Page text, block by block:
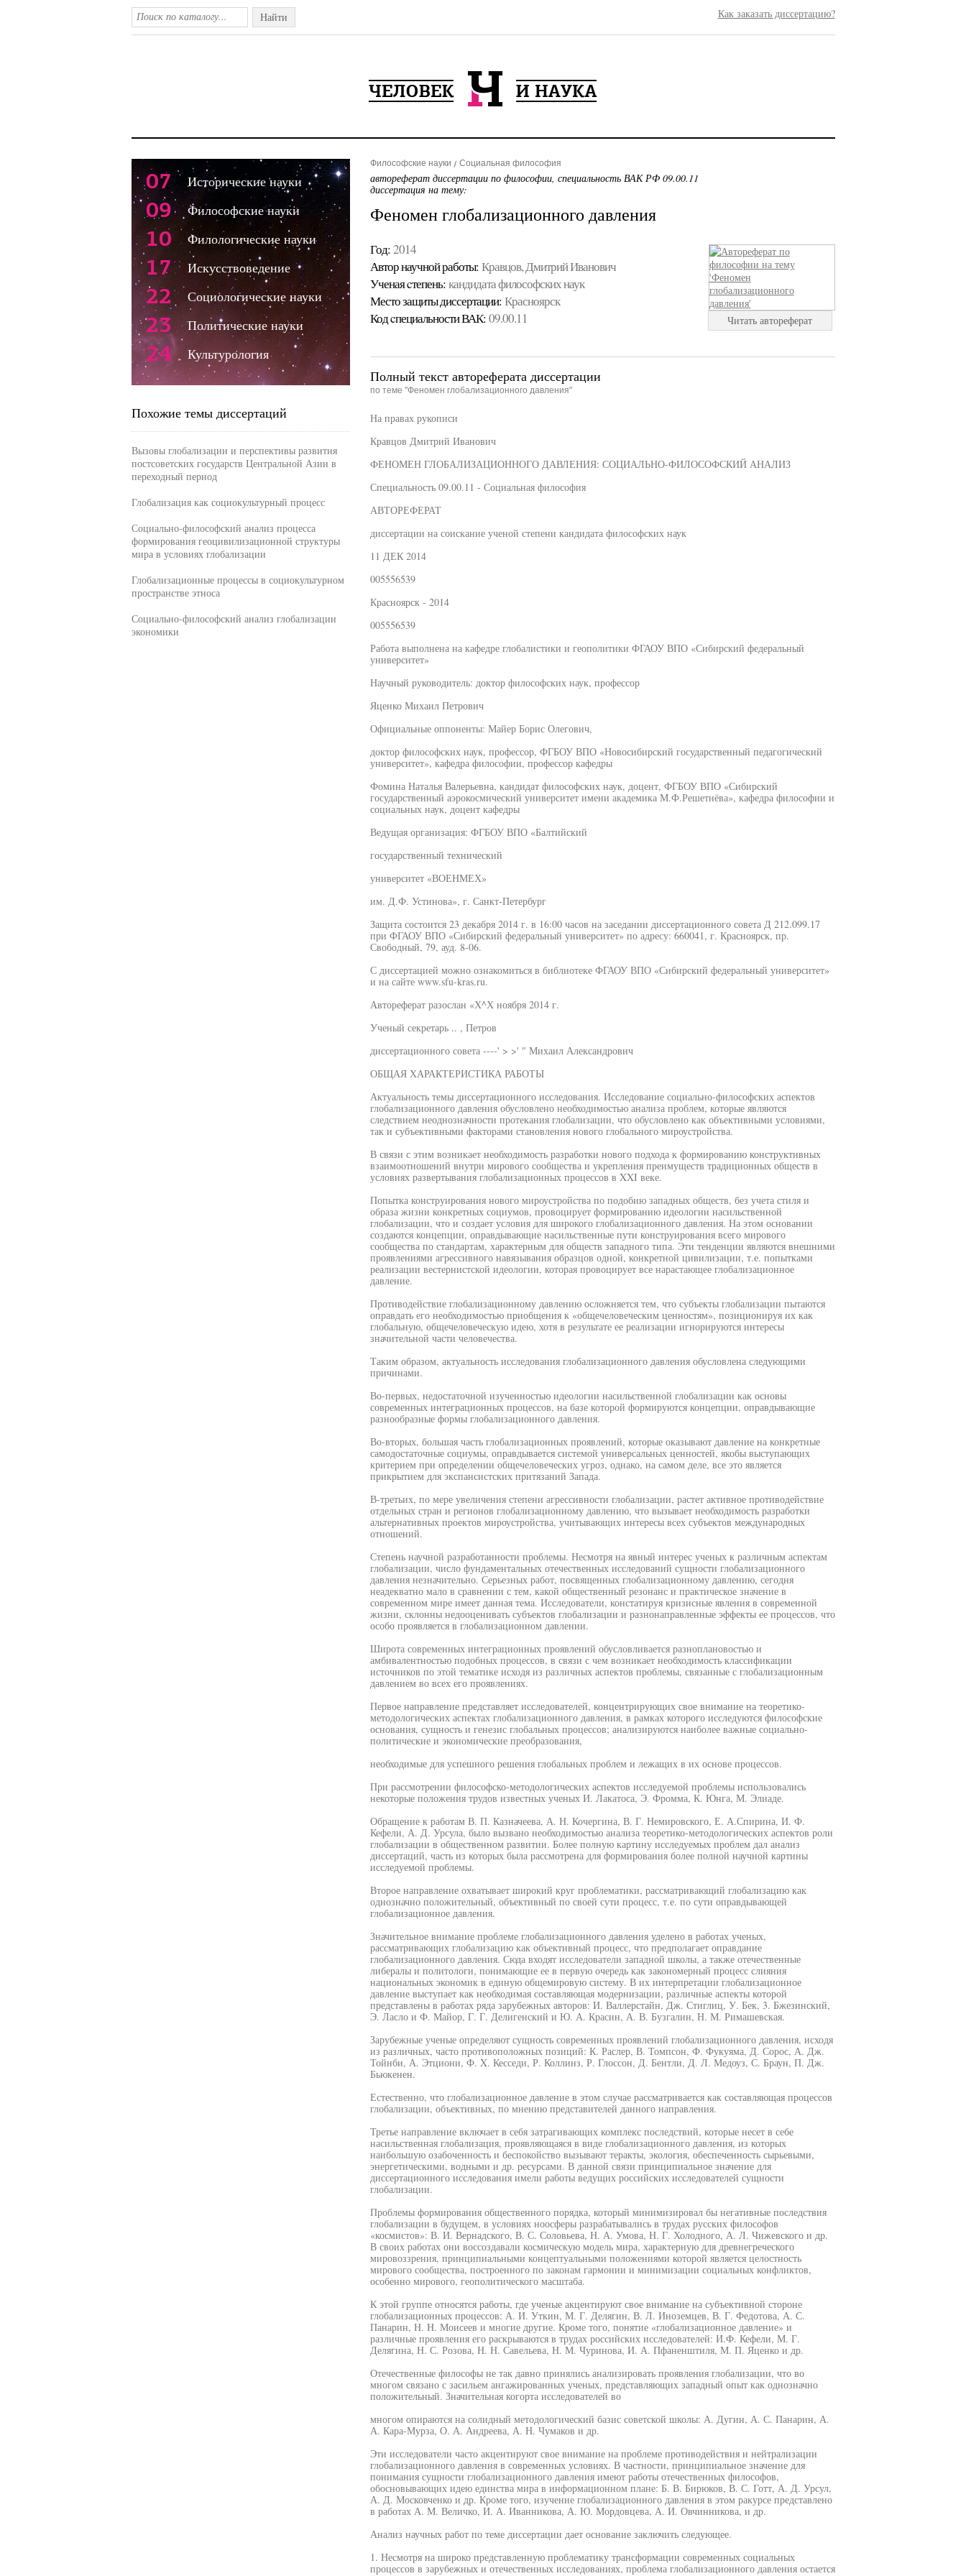
Найти Как заказать диссертацию?
Философские науки Социальная философия
автореферат диссертации по философии, специальность ВАК РФ 09.00.11
диссертация на тему:
Феномен глобализационного давления
Год: 2014
Автор научной работы: Кравцов, Дмитрий Иванович
Ученая cтепень: кандидата философских наук
Место защиты диссертации: Красноярск
Код cпециальности ВАК: 09.00.11 Читать автореферат
Полный текст автореферата диссертации
по теме "Феномен глобализационного давления"
На правах рукописи
Кравцов Дмитрий Иванович
ФЕНОМЕН ГЛОБАЛИЗАЦИОННОГО ДАВЛЕНИЯ: СОЦИАЛЬНО-ФИЛОСОФСКИЙ АНАЛИЗ
Специальность 09.00.11 - Социальная философия
АВТОРЕФЕРАТ
диссертации на соискание ученой степени кандидата философских наук
11 ДЕК 2014
005556539
Красноярск - 2014
005556539
Работа выполнена на кафедре глобалистики и геополитики ФГАОУ ВПО «Сибирский федеральный
университет»
Научный руководитель: доктор философских наук, профессор
Яценко Михаил Петрович
Официальные оппоненты: Майер Борис Олегович,
доктор философских наук, профессор, ФГБОУ ВПО «Новосибирский государственный педагогический
университет», кафедра философии, профессор кафедры
Фомина Наталья Валерьевна, кандидат философских наук, доцент, ФГБОУ ВПО «Сибирский
государственный аэрокосмический университет имени академика М.Ф.Решетнёва», кафедра философии и
социальных наук, доцент кафедры
Ведущая организация: ФГБОУ ВПО «Балтийский
государственный технический
университет «ВОЕНМЕХ»
им. Д.Ф. Устинова», г. Санкт-Петербург
Защита состоится 23 декабря 2014 г. в 16:00 часов на заседании диссертационного совета Д 212.099.17
при ФГАОУ ВПО «Сибирский федеральный университет» по адресу: 660041, г. Красноярск, пр.
Свободный, 79, ауд. 8-06.
С диссертацией можно ознакомиться в библиотеке ФГАОУ ВПО «Сибирский федеральный университет»
и на сайте www.sfu-kras.ru.
Автореферат разослан «Х^Х ноября 2014 г.
Ученый секретарь .. , Петров
диссертационного совета ----' > >' " Михаил Александрович
ОБЩАЯ ХАРАКТЕРИСТИКА РАБОТЫ
Актуальность темы диссертационного исследования. Исследование социально-философских аспектов
глобализационного давления обусловлено необходимостью анализа проблем, которые являются
следствием неоднозначности протекания глобализации, что обусловлено как объективными условиями,
так и субъективными факторами становления нового глобального мироустройства.
В связи с этим возникает необходимость разработки нового подхода к формированию конструктивных
взаимоотношений внутри мирового сообщества и укрепления преимуществ традиционных обществ в
условиях развертывания глобализационных процессов в XXI веке.
Попытка конструирования нового мироустройства по подобию западных обществ, без учета стиля и
образа жизни конкретных социумов, провоцирует формированию идеологии насильственной
глобализации, что и создает условия для широкого глобализационного давления. На этом основании
создаются концепции, оправдывающие насильственные пути конструирования всего мирового
сообщества по стандартам, характерным для обществ западного типа. Эти тенденции являются внешними
проявлениями агрессивного навязывания образцов одной, конкретной цивилизации, т.е. попытками
реализации вестернистской идеологии, которая провоцирует все нарастающее глобализационное
давление.
Противодействие глобализационному давлению осложняется тем, что субъекты глобализации пытаются
оправдать его необходимостью приобщения к «общечеловеческим ценностям», позиционируя их как
глобальную, общечеловеческую идею, хотя в результате ее реализации игнорируются интересы
значительной части человечества.
Таким образом, актуальность исследования глобализационного давления обусловлена следующими
причинами.
Во-первых, недостаточной изученностью идеологии насильственной глобализации как основы
современных интеграционных процессов, на базе которой формируются концепции, оправдывающие
разнообразные формы глобализационного давления.
Во-вторых, большая часть глобализационных проявлений, которые оказывают давление на конкретные
самодостаточные социумы, оправдывается системой универсальных ценностей, якобы выступающих
критерием при определении общечеловеческих угроз, однако, на самом деле, все это является
прикрытием для экспансистских притязаний Запада.
В-третьих, по мере увеличения степени агрессивности глобализации, растет активное противодействие
отдельных стран и регионов глобализационному давлению, что вызывает необходимость разработки
альтернативных проектов мироустройства, учитывающих интересы всех субъектов международных
отношений.
Степень научной разработанности проблемы. Несмотря на явный интерес ученых к различным аспектам
глобализации, число фундаментальных отечественных исследований сущности глобализационного
давления незначительно. Серьезных работ, посвященных глобализационному давлению, сегодня
неадекватно мало в сравнении с тем, какой общественный резонанс и практическое значение в
современном мире имеет данная тема. Исследователи, констатируя кризисные явления в современной
жизни, склонны недооценивать субъектов глобализации и разнонаправленные эффекты ее процессов, что
особо проявляется в глобализационном давлении.
Широта современных интеграционных проявлений обусловливается разноплановостью и
амбивалентностью подобных процессов, в связи с чем возникает необходимость классификации
источников по этой тематике исходя из различных аспектов проблемы, связанные с глобализационным
давлением во всех его проявлениях.
Первое направление представляет исследователей, концентрирующих свое внимание на теоретико-
методологических аспектах глобализационного давления, в рамках которого исследуются философские
основания, сущность и генезис глобальных процессов; анализируются наиболее важные социально-
политические и экономические преобразования,
необходимые для успешного решения глобальных проблем и лежащих в их основе процессов.
При рассмотрении философско-методологических аспектов исследуемой проблемы использовались
некоторые положения трудов известных ученых И. Лакатоса, Э. Фромма, К. Юнга, М. Элиаде.
Обращение к работам В. П. Казначеева, А. Н. Кочергина, В. Г. Немировского, Е. А.Спирина, И. Ф.
Кефели, А. Д. Урсула, было вызвано необходимостью анализа теоретико-методологических аспектов роли
глобализации в общественном развитии. Более полную картину исследуемых проблем дал анализ
диссертаций, часть из которых была рассмотрена для формирования более полной научной картины
исследуемой проблемы.
Второе направление охватывает широкий круг проблематики, рассматривающий глобализацию как
однозначно положительный, объективный по своей сути процесс, т.е. по сути оправдывающей
глобализационное давления.
Значительное внимание проблеме глобализационного давления уделено в работах ученых,
рассматривающих глобализацию как объективный процесс, что предполагает оправдание
глобализационного давления. Сюда входят исследователи западной школы, а также отечественные
либералы и политологи, понимающие ее в первую очередь как закономерный процесс слияния
национальных экономик в единую общемировую систему. В их интерпретации глобализационное
давление выступает как необходимая составляющая модернизации, различные аспекты которой
представлены в работах ряда зарубежных авторов: И. Валлерстайн, Дж. Стиглиц, У. Бек, 3. Бжезинский,
Э. Ласло и Ф. Майор, Г. Г. Делигенский и Ю. А. Красин, А. В. Бузгалин, Н. М. Римашевская.
Зарубежные ученые определяют сущность современных проявлений глобализационного давления, исходя
из различных, часто противоположных позиций: К. Раслер, В. Томпсон, Ф. Фукуяма, Д. Сорос, А. Дж.
Тойнби, А. Этциони, Ф. X. Кесседи, Р. Коллинз, Р. Глоссон, Д. Бентли, Д. Л. Медоуз, С. Браун, П. Дж.
Бьюкенен.
Естественно, что глобализационное давление в этом случае рассматривается как составляющая процессов
глобализации, объективных, по мнению представителей данного направления.
Третье направление включает в себя затрагивающих комплекс последствий, которые несет в себе
насильственная глобализация, проявляющаяся в виде глобализационного давления, из которых
наибольшую озабоченность и беспокойство вызывают теракты, экология, обеспеченность сырьевыми,
энергетическими, водными и др. ресурсами. В данной связи принципиальное значение для
диссертационного исследования имели работы ведущих российских исследователей сущности
глобализации.
Проблемы формирования общественного порядка, который минимизировал бы негативные последствия
глобализации в будущем, в условиях ноосферы разрабатывались в трудах русских философов
«космистов»: В. И. Вернадского, В. С. Соловьева, Н. А. Умова, Н. Г. Холодного, А. Л. Чижевского и др.
В своих работах они воссоздавали космическую модель мира, характерную для древнегреческого
мировоззрения, принципиальными концептуальными положениями которой является целостность
мирового сообщества, построенного по законам гармонии и минимизации социальных конфликтов,
особенно мирового, геополитического масштаба.
К этой группе относятся работы, где ученые акцентируют свое внимание на субъективной стороне
глобализационных процессов: А. И. Уткин, М. Г. Делягин, В. Л. Иноземцев, В. Г. Федотова, А. С.
Панарин, Н. Н. Моисеев и многие другие. Кроме того, понятие «глобализационное давление» и
различные проявления его раскрываются в трудах российских исследователей: И.Ф. Кефели, М. Г.
Делягина, Н. С. Розова, Н. Н. Савельева, Н. М. Чуринова, И. А. Пфаненштиля, М. П. Яценко и др.
Отечественные философы не так давно принялись анализировать проявления глобализации, что во
многом связано с засильем ангажированных ученых, представляющих западный опыт как однозначно
положительный. Значительная когорта исследователей во
многом опираются на солидный методологический базис советской школы: А. Дугин, А. С. Панарин, А.
А. Кара-Мурза, О. А. Андреева, А. Н. Чумаков и др.
Эти исследователи часто акцентируют свое внимание на проблеме противодействия и нейтрализации
глобализационного давления в современных условиях. В частности, принципиальное значение для
понимания сущности глобализационного давления имеют работы отечественных философов,
обосновывающих идею единства мира в информационном плане: Б. В. Бирюков, В. С. Готт, А. Д. Урсул,
А. Д. Московченко и др. Кроме того, изучение глобализационного давления в этом ракурсе представлено
в работах А. М. Величко, И. А. Иванникова, А. Ю. Мордовцева, А. И. Овчинникова, и др.
Анализ научных работ по теме диссертации дает основание заключить следующее.
1. Несмотря на широко представленную проблематику трансформации современных социальных
процессов в зарубежных и отечественных исследованиях, проблема глобализационного давления остается
07 Исторические науки
09 Философские науки
10 Филологические науки
17 Искусствоведение
22 Социологические науки
23 Политические науки
24 Культурология
Похожие темы диссертаций
Вызовы глобализации и перспективы развития
постсоветских государств Центральной Азии в
переходный период
Глобализация как социокультурный процесс
Социально-философский анализ процесса
формирования геоцивилизационной структуры
мира в условиях глобализации
Глобализационные процессы в социокультурном
пространстве этноса
Социально-философский анализ глобализации
экономики